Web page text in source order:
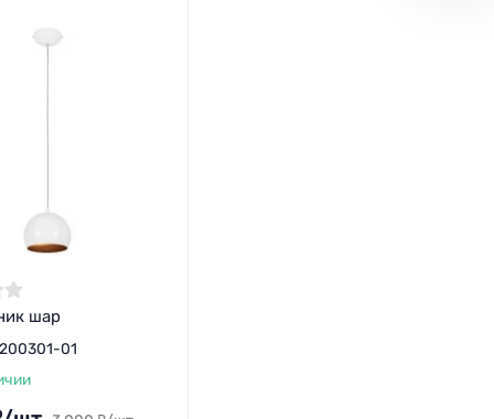
шар
200301-01